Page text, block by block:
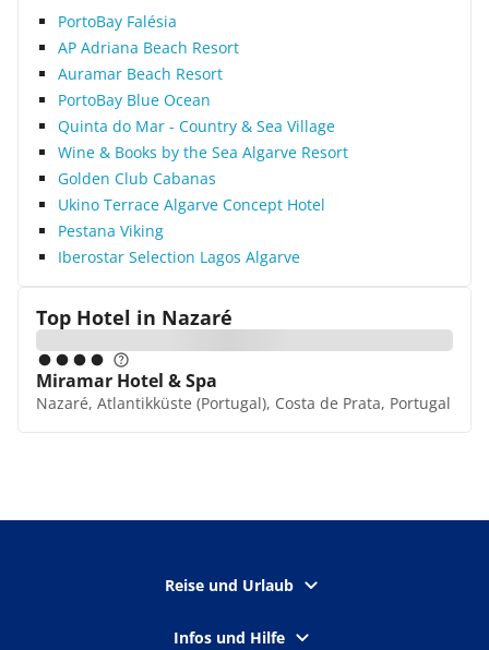
PortoBay Falésia
AP Adriana Beach Resort
Auramar Beach Resort
PortoBay Blue Ocean
Quinta do Mar - Country & Sea Village
Wine & Books by the Sea Algarve Resort
Golden Club Cabanas
Ukino Terrace Algarve Concept Hotel
Pestana Viking
Iberostar Selection Lagos Algarve
Top Hotel in Nazaré
Miramar Hotel & Spa
Nazaré, Atlantikküste (Portugal), Costa de Prata, Portugal
Reise und Urlaub
Infos und Hilfe